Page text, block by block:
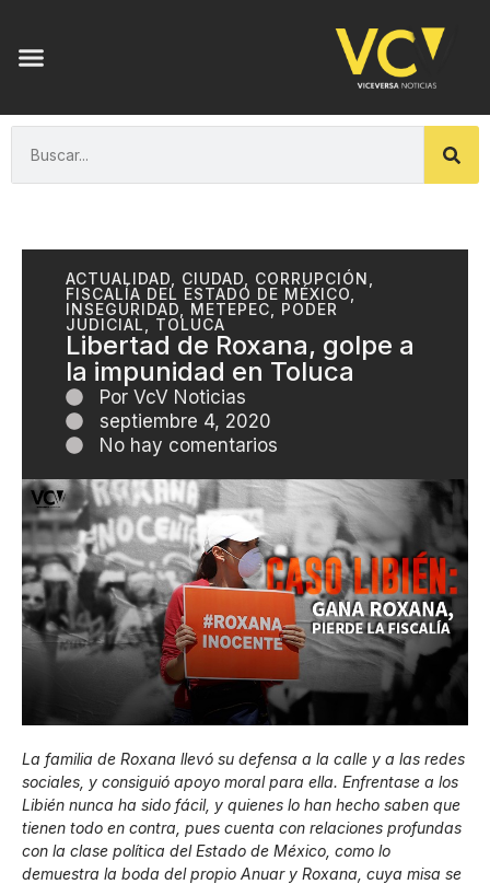
ACTUALIDAD, CIUDAD, CORRUPCIÓN ,
FISCALÍA DEL ESTADO DE MÉXICO,
INSEGURIDAD, METEPEC, PODER
JUDICIAL, TOLUCA
Libertad de Roxana, golpe a
la impunidad en Toluca
Por VcV Noticias
septiembre 4, 2020
No hay comentarios
La familia de Roxana llevó su defensa a la calle y a las redes
sociales, y consiguió apoyo moral para ella. Enfrentase a los
Libién nunca ha sido fácil, y quienes lo han hecho saben que
tienen todo en contra, pues cuenta con relaciones profundas
con la clase política del Estado de México, como lo
demuestra la boda del propio Anuar y Roxana, cuya misa se